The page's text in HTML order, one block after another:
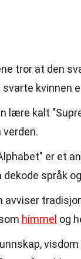
tror at den
svarte kvinnen
lære kalt
er et
dekode språk
avviser
himmel og